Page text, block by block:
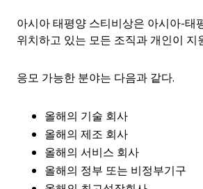
아시아 태평양 스티비상은 아시아-태
위치하고 있는 모든 조직과 개인이 지
응모 가능한 분야는 다음과 같다.
올해의 기술 회사
올해의 제조 회사
올해의 서비스 회사
올해의 정부 또는 비정부기구